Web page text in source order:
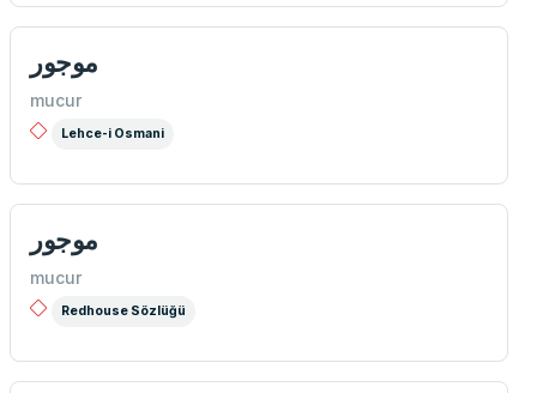
موجور
mucur
Lehce-i Osmani
موجور
mucur
Redhouse Sözlüğü